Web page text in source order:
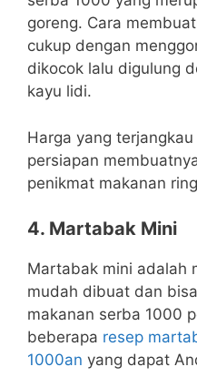
goreng. Cara
cukup dengan
dikocok lalu digulung
kayu lidi.
Harga yang
persiapan
penikmat makanan
4. Martabak Mini
Martabak mini adalah
mudah dibuat dan
makanan serba 1000
beberapa resep
1000an yang dapat